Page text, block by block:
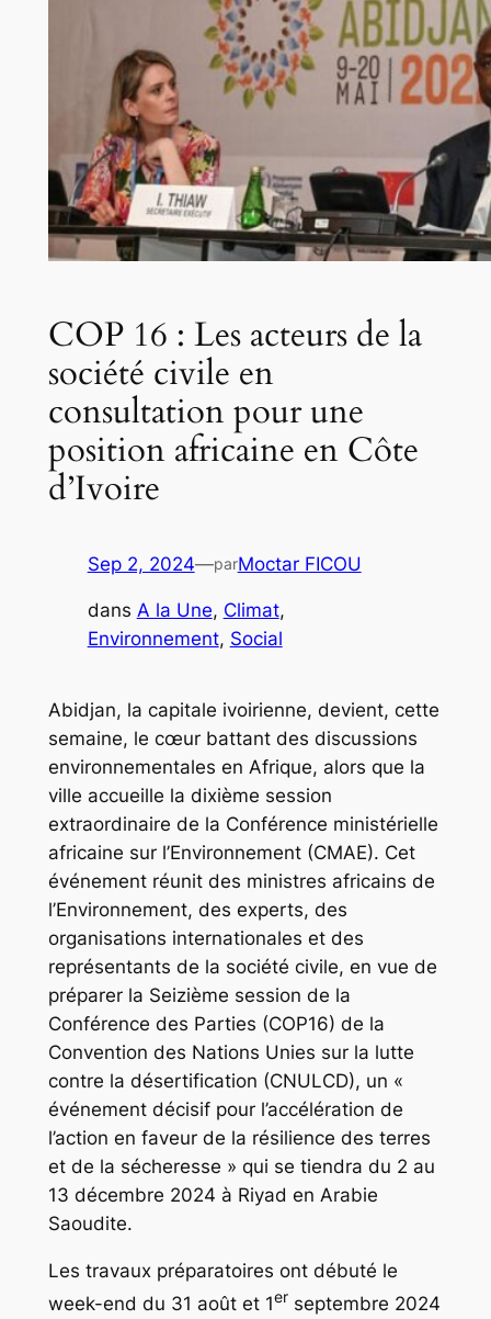
COP 16 : Les acteurs de la
société civile en
consultation pour une
position africaine en Côte
d’Ivoire
Sep 2, 2024—parMoctar FICOU
dans A la Une, Climat
Environnement, Social
Abidjan, la capitale ivoirienne, devient, cette
semaine, le cœur battant des discussions
environnementales en Afrique, alors que la
ville accueille la dixième session
extraordinaire de la Conférence ministérielle
africaine sur l’Environnement (CMAE). Cet
événement réunit des ministres africains de
l’Environnement, des experts, des
organisations internationales et des
représentants de la société civile, en vue de
préparer la Seizième session de la
Conférence des Parties (COP16) de la
Convention des Nations Unies sur la lutte
contre la désertification (CNULCD), un «
événement décisif pour l’accélération de
l’action en faveur de la résilience des terres
et de la sécheresse » qui se tiendra du 2 au
13 décembre 2024 à Riyad en Arabie
Saoudite.
Les travaux préparatoires ont débuté le
week-end du 31 août et 1erseptembre 2024